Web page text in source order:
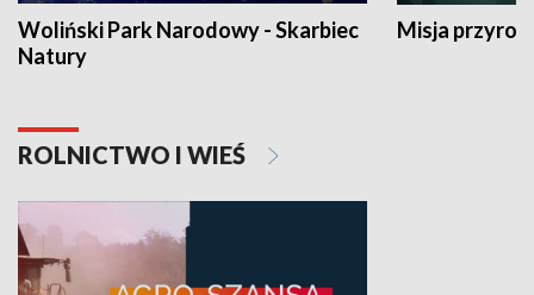
Woliński Park Narodowy - Skarbiec
Natury
Misja
ROLNICTWO I WIEŚ